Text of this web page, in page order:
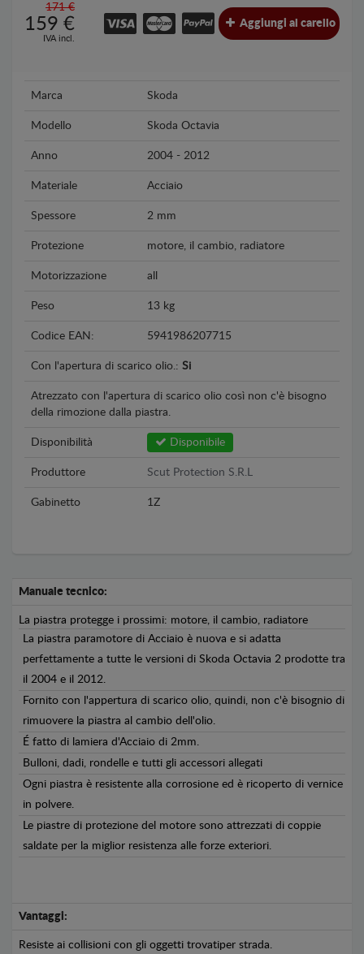
171 €
159 €
IVA incl.
Aggiungi al carello
Marca Skoda
Modello Skoda Octavia
Anno 2004 - 2012
Materiale Acciaio
Spessore 2 mm
Protezione motore, il cambio, radiatore
Motorizzazione all
Peso 13 kg
Codice EAN: 5941986207715
Con l'apertura di scarico olio.: Si
Atrezzato con l'apertura di scarico olio così non c'è bisogno
della rimozione dalla piastra.
Disponibilità Disponibile
Produttore Scut Protection S.R.L
Gabinetto 1Z
Manuale tecnico:
La piastra protegge i prossimi: motore, il cambio, radiatore
La piastra paramotore di Acciaio è nuova e si adatta
perfettamente a tutte le versioni di Skoda Octavia 2 prodotte tra
il 2004 e il 2012.
Fornito con l'appertura di scarico olio, quindi, non c'è bisognio di
rimuovere la piastra al cambio dell'olio.
É fatto di lamiera d'Acciaio di 2mm.
Bulloni, dadi, rondelle e tutti gli accessori allegati
Ogni piastra è resistente alla corrosione ed è ricoperto di vernice
in polvere.
Le piastre di protezione del motore sono attrezzati di coppie
saldate per la miglior resistenza alle forze exteriori.
Vantaggi:
Resiste ai collisioni con gli oggetti trovatiper strada.